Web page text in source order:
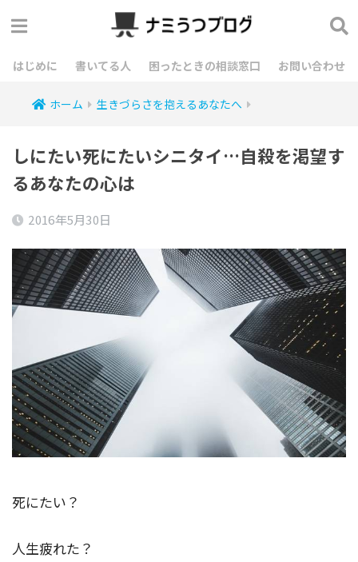
はじめに 書いてる人 困ったときの相談窓口 お問い合わせ
ホーム 生きづらさを抱えるあなたへ
しにたい死にたいシニタイ…自殺を渇望す
るあなたの心は
2016年5月30日
死にたい？
人生疲れた？